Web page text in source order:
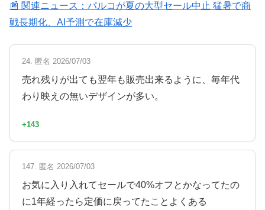
📰 関連ニュース：パルコが夏の大型セール中止 猛暑で商
戦長期化、AI予測で在庫減少
24. 匿名 2026/07/03
売れ残りが出ても翌年も販売出来るように、毎年代
わり映えの無いデザインが多い。
+143
147. 匿名 2026/07/03
お気に入り入れてセールで40%オフとかなってたの
に1年経ったら定価に戻ってたことよくある